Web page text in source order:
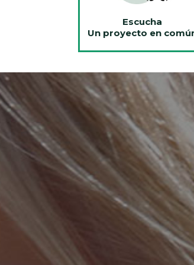
Escucha
Un proyecto en